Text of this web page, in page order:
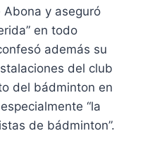
y aseguró
en todo
además su
del club
del bádminton en
“la
de bádminton”.